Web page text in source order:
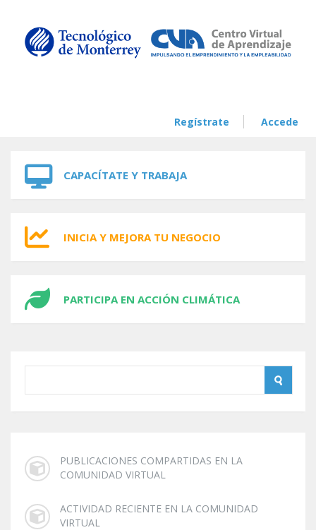
Regístrate Accede
CAPACÍTATE Y TRABAJA
INICIA Y MEJORA TU NEGOCIO
PARTICIPA EN ACCIÓN CLIMÁTICA
PUBLICACIONES COMPARTIDAS EN LA
COMUNIDAD VIRTUAL
ACTIVIDAD RECIENTE EN LA COMUNIDAD
VIRTUAL